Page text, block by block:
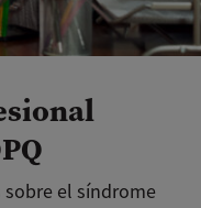
sobre el síndrome